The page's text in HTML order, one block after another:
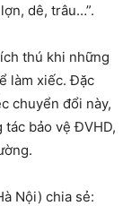
dê, trâu…”.
thú khi những
làm xiếc. Đặc
chuyển đổi này,
bảo vệ ĐVHD,
Nội) chia sẻ: